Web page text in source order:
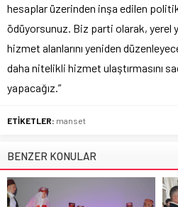
hesaplar üzerinden inşa edilen
ödüyorsunuz. Biz parti olarak, yerel
hizmet alanlarını yeniden
daha nitelikli hizmet ulaştırmasını
yapacağız.”
ETİKETLER: manset
BENZER KONULAR